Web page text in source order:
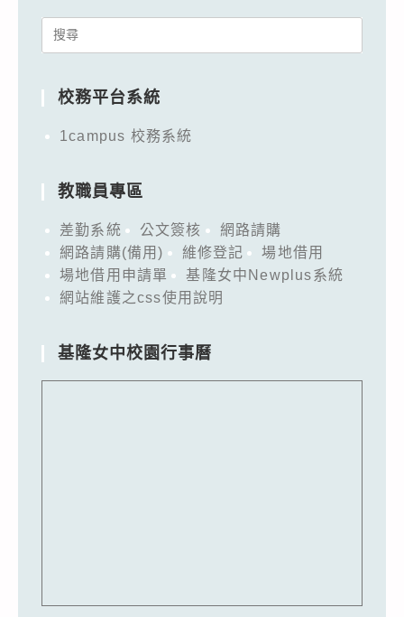
Search
校務平台系統
1campus 校務系統
教職員專區
差勤系統 公文簽核
網路請購
網路請購(備用)
維修登記
場地借用
場地借用申請單
基隆女中Newplus系統
網站維護之css使用說明
基隆女中校園行事曆